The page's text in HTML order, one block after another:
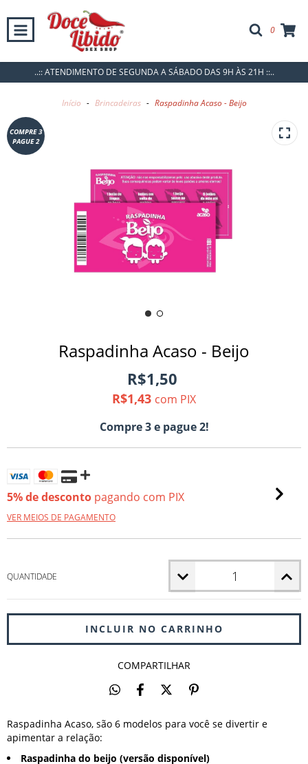
0
..:: ATENDIMENTO DE SEGUNDA A SÁBADO DAS 9H ÀS 21H ::..
Início - Brincadeiras - Raspadinha Acaso - Beijo
COMPRE 3
PAGUE 2
Raspadinha Acaso - Beijo
R$1,50
R$1,43 com PIX
Compre 3 e pague 2!
5% de desconto pagando com PIX
VER MEIOS DE PAGAMENTO
QUANTIDADE
COMPARTILHAR
Raspadinha Acaso, são 6 modelos para você se divertir e
apimentar a relação:
Raspadinha do beijo (versão disponível)